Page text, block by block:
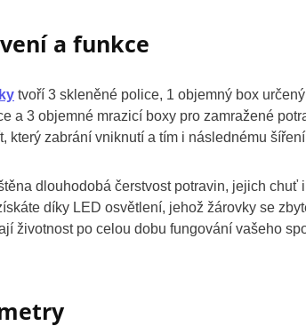
a funkce
tvoří 3 skleněné police, 1 objemný box
a 3 objemné mrazicí boxy pro zamražené
který zabrání vniknutí a tím i následnému
dlouhodobá čerstvost potravin, jejich chuť
díky LED osvětlení, jehož žárovky se
životnost po celou dobu fungování vašeho